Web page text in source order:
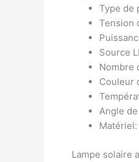
Type de
Tension
Source
Nombre
Couleur
Angle
Lampe solaire